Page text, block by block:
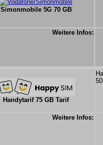
Simonmobile 5G 70 GB
Weitere Infos:
Handytarif 75 GB Tarif
Weitere Infos: